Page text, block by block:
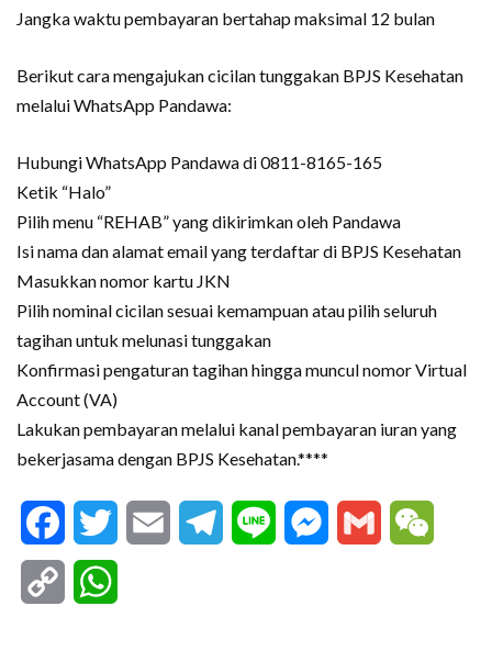
Jangka waktu pembayaran bertahap maksimal 12 bulan
Berikut cara mengajukan cicilan tunggakan BPJS Kesehatan
melalui WhatsApp Pandawa:
Hubungi WhatsApp Pandawa di 0811-8165-165
Ketik “Halo”
Pilih menu “REHAB” yang dikirimkan oleh Pandawa
Isi nama dan alamat email yang terdaftar di BPJS Kesehatan
Masukkan nomor kartu JKN
Pilih nominal cicilan sesuai kemampuan atau pilih seluruh
tagihan untuk melunasi tunggakan
Konfirmasi pengaturan tagihan hingga muncul nomor Virtual
Account (VA)
Lakukan pembayaran melalui kanal pembayaran iuran yang
bekerjasama dengan BPJS Kesehatan.****
FacebookTwitter Email Telegram
Line Messenger
Gmail
Copy